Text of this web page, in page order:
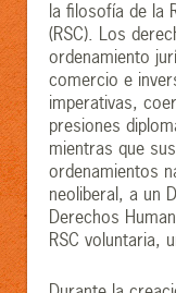
la filosofía de la
(RSC). Los
ordenamiento
comercio e
imperativas,
presiones
mientras que
ordenamientos
neoliberal, a un
Derechos
RSC voluntaria,